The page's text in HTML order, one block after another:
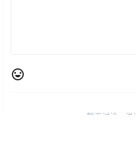
暂无讨论，说